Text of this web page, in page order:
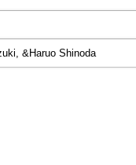
&Haruo Shinoda